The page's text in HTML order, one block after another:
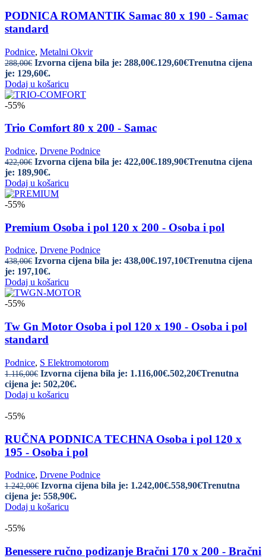
PODNICA ROMANTIK Samac 80 x 190 - Samac
standard
Podnice, Metalni Okvir
288,00€ Izvorna cijena bila je: 288,00€.129,60€Trenutna cijena
je: 129,60€.
Dodaj u košaricu
-55%
Trio Comfort 80 x 200 - Samac
Podnice, Drvene Podnice
422,00€ Izvorna cijena bila je: 422,00€.189,90€Trenutna cijena
je: 189,90€.
Dodaj u košaricu
-55%
Premium Osoba i pol 120 x 200 - Osoba i pol
Podnice, Drvene Podnice
438,00€ Izvorna cijena bila je: 438,00€.197,10€Trenutna cijena
je: 197,10€.
Dodaj u košaricu
-55%
Tw Gn Motor Osoba i pol 120 x 190 - Osoba i pol
standard
Podnice, S Elektromotorom
1.116,00€ Izvorna cijena bila je: 1.116,00€.502,20€Trenutna
cijena je: 502,20€.
Dodaj u košaricu
-55%
RUČNA PODNICA TECHNA Osoba i pol 120 x
195 - Osoba i pol
Podnice, Drvene Podnice
1.242,00€ Izvorna cijena bila je: 1.242,00€.558,90€Trenutna
cijena je: 558,90€.
Dodaj u košaricu
-55%
Benessere ručno podizanje Bračni 170 x 200 - Bračni